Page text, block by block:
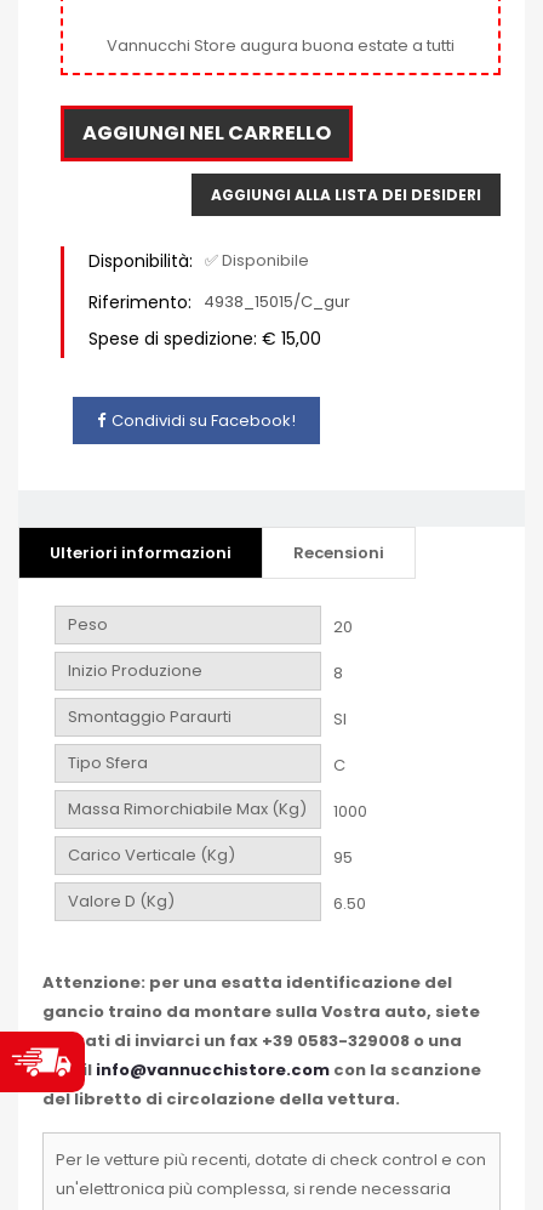
Vannucchi Store augura buona estate a tutti
AGGIUNGI NEL CARRELLO
AGGIUNGI ALLA LISTA DEI DESIDERI
Disponibilità: ✅ Disponibile
Riferimento: 4938_15015/C_gur
Spese di spedizione: € 15,00
Condividi su Facebook!
Ulteriori informazioni Recensioni
Peso
20
Inizio Produzione
8
Smontaggio Paraurti
SI
Tipo Sfera
C
Massa Rimorchiabile Max (Kg)
1000
Carico Verticale (Kg)
95
Valore D (Kg)
6.50
Attenzione: per una esatta identificazione del
gancio traino da montare sulla Vostra auto, siete
pregati di inviarci un fax +39 0583-329008 o una
email info@vannucchistore.com con la scanzione
del libretto di circolazione della vettura.
Per le vetture più recenti, dotate di check control e con
un'elettronica più complessa, si rende necessaria